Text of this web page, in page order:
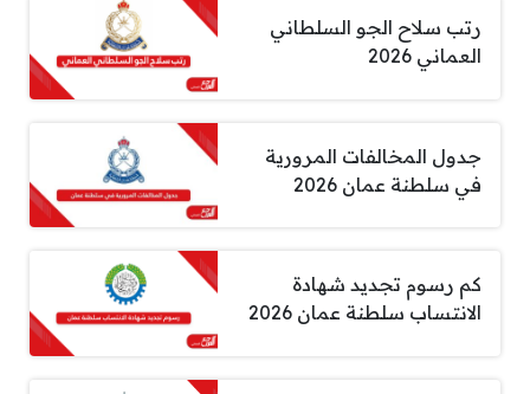
رتب سلاح الجو السلطاني
العماني 2026
جدول المخالفات المرورية
في سلطنة عمان 2026
كم رسوم تجديد شهادة
الانتساب سلطنة عمان 2026